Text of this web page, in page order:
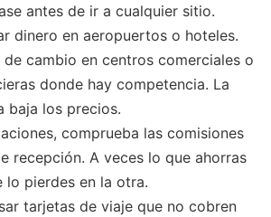
antes de ir a cualquier sitio.
dinero en aeropuertos o hoteles.
de cambio en centros comerciales o
donde hay competencia. La
baja los precios.
comprueba las comisiones
recepción. A veces lo que ahorras
lo pierdes en la otra.
tarjetas de viaje que no cobren